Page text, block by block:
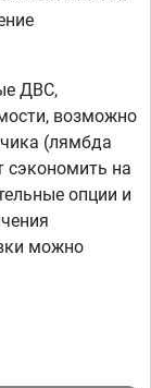
ДВС,
возможно
(лямбда
сэкономить на
опции и
можно